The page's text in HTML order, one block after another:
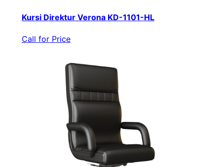
Kursi Direktur Verona KD-1101-HL
Call for Price